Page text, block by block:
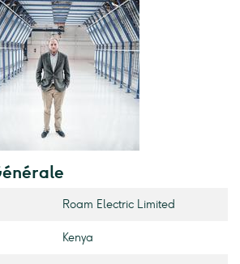
Roam Electric Limited
Kenya